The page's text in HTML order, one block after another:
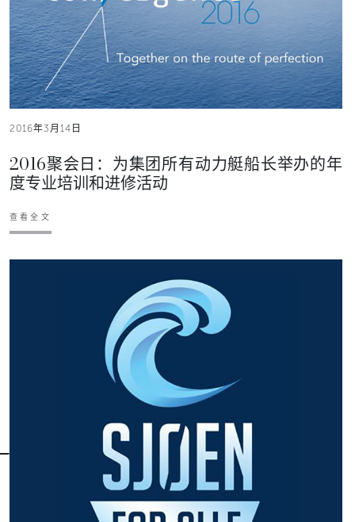
2016年3月14日
2016聚会日：为集团所有动力艇船长举办的年
度专业培训和进修活动
查看全文